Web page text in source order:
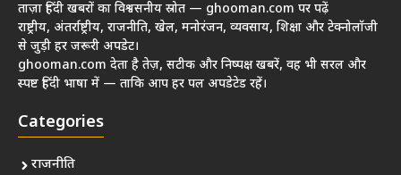
ताज़ा हिंदी खबरों का विश्वसनीय स्रोत — ghooman.com पर पढ़ें
राष्ट्रीय, अंतर्राष्ट्रीय, राजनीति, खेल, मनोरंजन, व्यवसाय, शिक्षा और टेक्नोलॉजी
से जुड़ी हर जरूरी अपडेट।
ghooman.com देता है तेज़, सटीक और निष्पक्ष खबरें, वह भी सरल और
स्पष्ट हिंदी भाषा में — ताकि आप हर पल अपडेटेड रहें।
Categories
राजनीति